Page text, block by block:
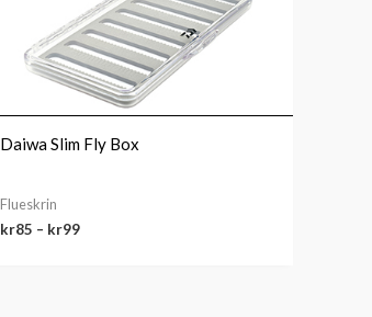
Daiwa Slim Fly Box
Flueskrin
kr85 – kr99
kr99